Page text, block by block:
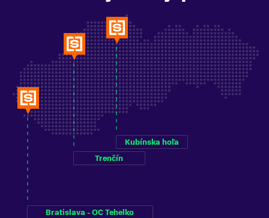
Bratislava - OC Tehelko
Trenčín
Kubínska hoľa